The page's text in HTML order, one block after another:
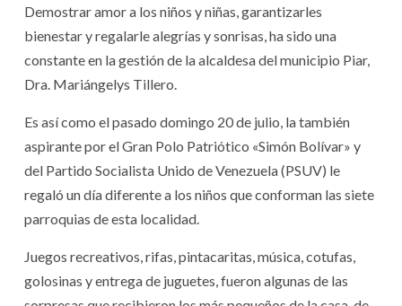
Demostrar amor a los niños y niñas, garantizarles
bienestar y regalarle alegrías y sonrisas, ha sido una
constante en la gestión de la alcaldesa del municipio Piar,
Dra. Mariángelys Tillero.
Es así como el pasado domingo 20 de julio, la también
aspirante por el Gran Polo Patriótico «Simón Bolívar» y
del Partido Socialista Unido de Venezuela (PSUV) le
regaló un día diferente a los niños que conforman las siete
parroquias de esta localidad.
Juegos recreativos, rifas, pintacaritas, música, cotufas,
golosinas y entrega de juguetes, fueron algunas de las